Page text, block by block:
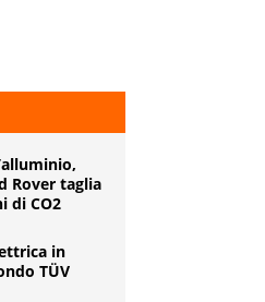
Rover taglia
di CO2
in
TÜV